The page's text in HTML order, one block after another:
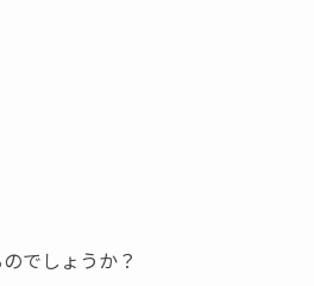
でしょうか？